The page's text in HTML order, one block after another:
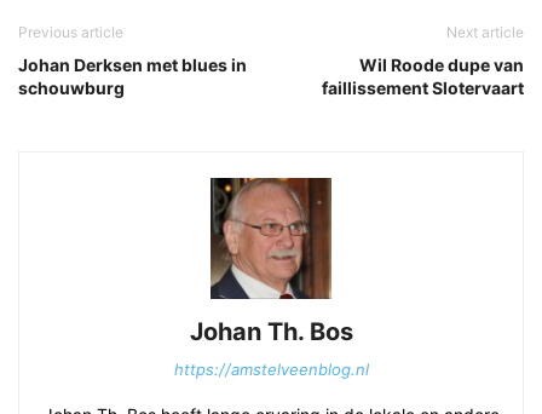
Previous article
Johan Derksen met blues in
schouwburg
Next article
Wil Roode dupe van
faillissement Slotervaart
Johan Th. Bos
https://amstelveenblog.nl